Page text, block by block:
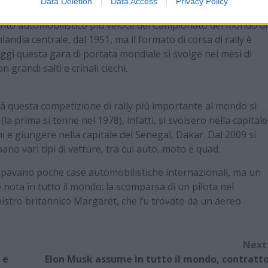
automobilistico più veloce del Campionato del mondo di
centrale, dal 1951, ma il formato di corsa di rally è
questa gara di portata mondiale si svolge nei mesi di
grandi salti e crinali ciechi.
questa competizione di rally più importante al mondo si
prima si tenne nel 1978), infatti, si svolsero nella capitale
giungere nella capitale del Senegal, Dakar. Dal 2009 si
vari tipi di vetture, tra cui auto, moto e quad.
poche case automobilistiche internazionali, ma un
in tutto il mondo: la scomparsa di un pilota nel
britannico Margaret, che fu trovato da un aereo
Elon Musk assume in tutto il mondo,